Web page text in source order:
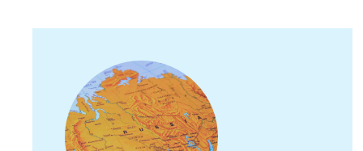
principale